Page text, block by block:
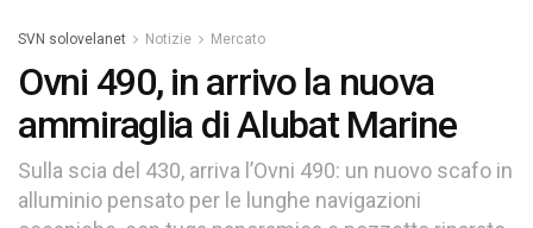
SVN solovelanet Notizie Mercato
Ovni 490, in arrivo la nuova
ammiraglia di Alubat Marine
Sulla scia del 430, arriva l’Ovni 490: un nuovo scafo in
alluminio pensato per le lunghe navigazioni